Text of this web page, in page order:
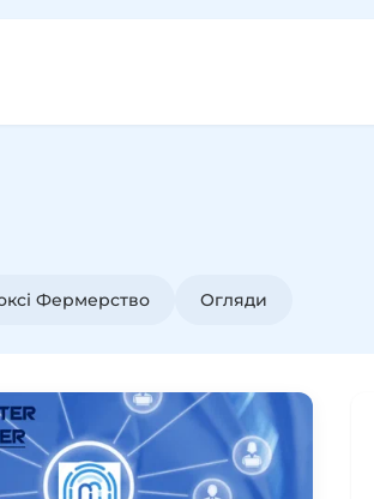
Фермерство Огляди